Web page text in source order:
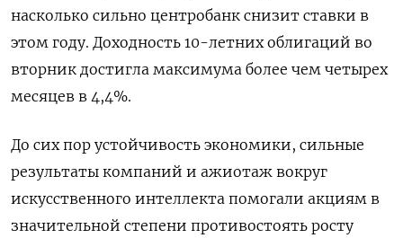
насколько сильно центробанк снизит ставки в
этом году. Доходность 10-летних облигаций во
вторник достигла максимума более чем четырех
месяцев в 4,4%.
До сих пор устойчивость экономики, сильные
результаты компаний и ажиотаж вокруг
искусственного интеллекта помогали акциям в
значительной степени противостоять росту